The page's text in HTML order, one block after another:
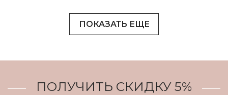
ПОКАЗАТЬ ЕЩЕ
ПОЛУЧИТЬ СКИДКУ 5%